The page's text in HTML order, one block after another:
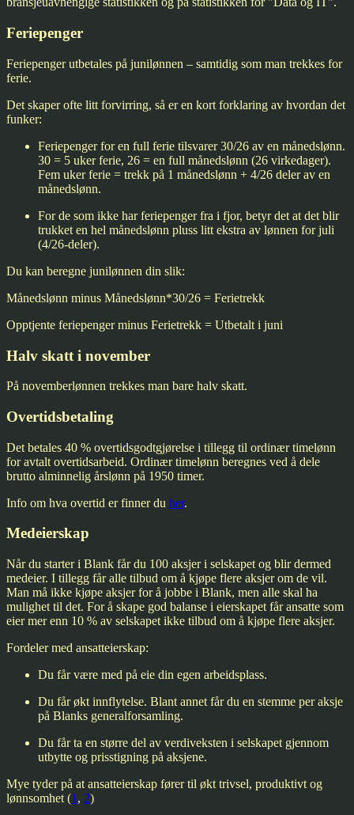
Feriepenger
Feriepenger utbetales på junilønnen – samtidig som man trekkes for
ferie.
Det skaper ofte litt forvirring, så er en kort forklaring av hvordan det
funker:
Feriepenger for en full ferie tilsvarer 30/26 av en månedslønn.
30 = 5 uker ferie, 26 = en full månedslønn (26 virkedager).
Fem uker ferie = trekk på 1 månedslønn + 4/26 deler av en
månedslønn.
For de som ikke har feriepenger fra i fjor, betyr det at det blir
trukket en hel månedslønn pluss litt ekstra av lønnen for juli
(4/26-deler).
Du kan beregne junilønnen din slik:
Månedslønn minus Månedslønn*30/26 = Ferietrekk
Opptjente feriepengerminus Ferietrekk = Utbetalt i juni
Halv skatt i november
På novemberlønnen trekkes man bare halv skatt.
Overtidsbetaling
Det betales 40 % overtidsgodtgjørelse i tillegg til ordinær timelønn
for avtalt overtidsarbeid. Ordinær timelønn beregnes ved å dele
brutto alminnelig årslønn på 1950 timer.
Info om hva overtid er finner du her.
Medeierskap
Når du starter i Blank får du 100 aksjer i selskapet og blir dermed
medeier. I tillegg får alle tilbud om å kjøpe flere aksjer om de vil.
Man må ikke kjøpe aksjer for å jobbe i Blank, men alle skal ha
mulighet til det. For å skape god balanse i eierskapet får ansatte som
eier mer enn 10 % av selskapet ikke tilbud om å kjøpe flere aksjer.
Fordeler med ansatteierskap:
Du får være med på eie din egen arbeidsplass.
Du får økt innflytelse. Blant annet får du en stemme per aksje
på Blanks generalforsamling.
Du får ta en større del av verdiveksten i selskapet gjennom
utbytte og prisstigning på aksjene.
Mye tyder på at ansatteierskap fører til økt trivsel, produktivt og
lønnsomhet (1 , 2)